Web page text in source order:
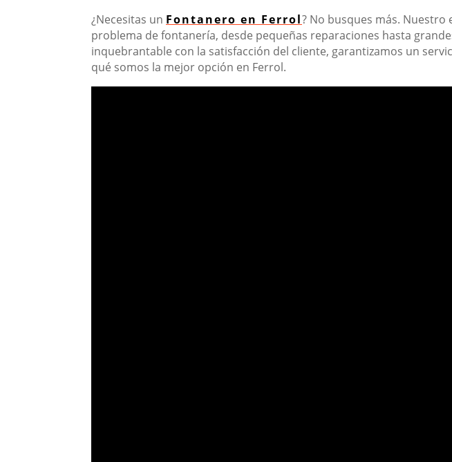
¿Necesitas un Fontanero en Ferrol? No busques más.
problema de fontanería, desde pequeñas reparaciones hasta
inquebrantable con la satisfacción del cliente, garantizamos un
qué somos la mejor opción en Ferrol.